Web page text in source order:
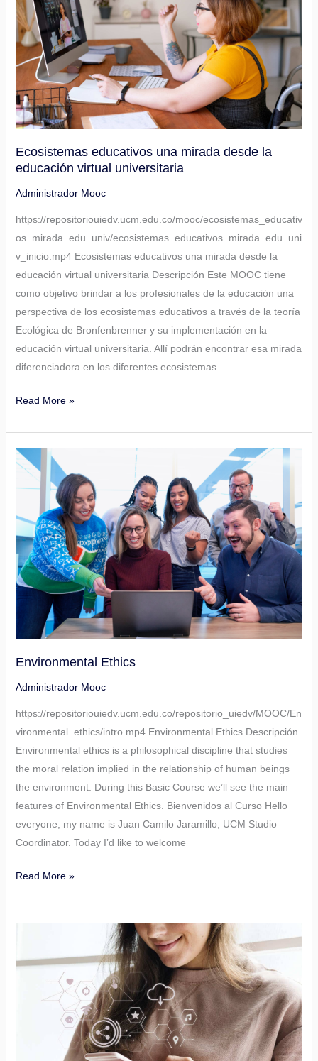
Ecosistemas educativos una mirada desde la
educación virtual universitaria
Administrador Mooc
https://repositoriouiedv.ucm.edu.co/mooc/ecosistemas_educativ
os_mirada_edu_univ/ecosistemas_educativos_mirada_edu_uni
v_inicio.mp4 Ecosistemas educativos una mirada desde la
educación virtual universitaria Descripción Este MOOC tiene
como objetivo brindar a los profesionales de la educación una
perspectiva de los ecosistemas educativos a través de la teoría
Ecológica de Bronfenbrenner y su implementación en la
educación virtual universitaria. Allí podrán encontrar esa mirada
diferenciadora en los diferentes ecosistemas
desde
la
educación
virtual
universitaria
Read More »
Environmental Ethics
Administrador Mooc
https://repositoriouiedv.ucm.edu.co/repositorio_uiedv/MOOC/En
vironmental_ethics/intro.mp4 Environmental Ethics Descripción
Environmental ethics is a philosophical discipline that studies
the moral relation implied in the relationship of human beings
the environment. During this Basic Course we’ll see the main
features of Environmental Ethics. Bienvenidos al Curso Hello
everyone, my name is Juan Camilo Jaramillo, UCM Studio
Coordinator. Today I’d like to welcome
Environmental
Ethics
Read More »
Skills